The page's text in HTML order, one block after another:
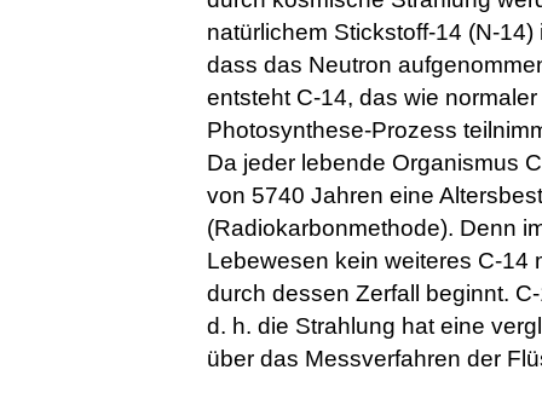
natürlichem Stickstoff-14 (N-
dass das Neutron
entsteht C-14, das wie
Photosynthese-Prozess
Da jeder lebende Organismus
von 5740 Jahren eine
(Radiokarbonmethode). Denn
Lebewesen kein weiteres C-14
durch dessen Zerfall beginnt.
d. h. die Strahlung hat eine
über das Messverfahren der